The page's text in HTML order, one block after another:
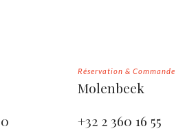
Réservation & Commande
Molenbeek
+32 2 360 16 55